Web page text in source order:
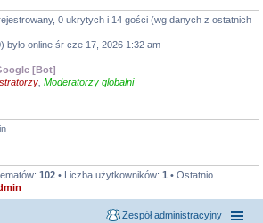
0 ukrytych i 14 gości (wg danych z ostatnich
) było online śr cze 17, 2026 1:32 am
[Bot]
Moderatorzy globalni
102 • Liczba użytkowników: 1 • Ostatnio
Zespół administracyjny